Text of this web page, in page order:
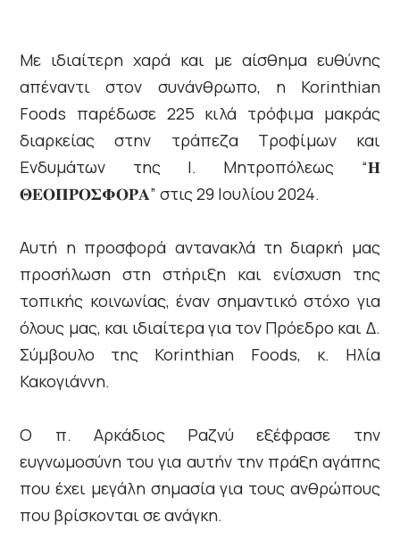
Με ιδιαίτερη χαρά και με αίσθημα ευθύνης
απέναντι στον συνάνθρωπο, η Korinthian
Foods παρέδωσε 225 κιλά τρόφιμα μακράς
διαρκείας στην τράπεζα Τροφίμων και
Ενδυμάτων της Ι. Μητροπόλεως “𝚮
𝚯𝚬𝚶𝚷𝚸𝚶𝚺𝚽𝚶𝚸𝚨” στις 29 Ιουλίου 2024.
Αυτή η προσφορά αντανακλά τη διαρκή μας
προσήλωση στη στήριξη και ενίσχυση της
τοπικής κοινωνίας, έναν σημαντικό στόχο για
όλους μας, και ιδιαίτερα για τον Πρόεδρο και Δ.
Σύμβουλο της Korinthian Foods, κ. Ηλία
Κακογιάννη.
Ο π. Αρκάδιος Ραζνύ εξέφρασε την
ευγνωμοσύνη του για αυτήν την πράξη αγάπης
που έχει μεγάλη σημασία για τους ανθρώπους
που βρίσκονται σε ανάγκη.